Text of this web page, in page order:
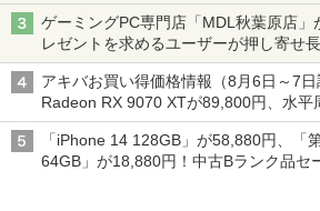
ゲーミングPC専門店「MDL秋葉原店」
レゼントを求めるユーザーが押し寄せ
アキバお買い得価格情報（8月6日～7日
Radeon RX 9070 XTが89,800円、水平
型モニターが9,801円、暑さ指数連動セ
「iPhone 14 128GB」が58,880円、「
64GB」が18,880円！中古Bランク品セ